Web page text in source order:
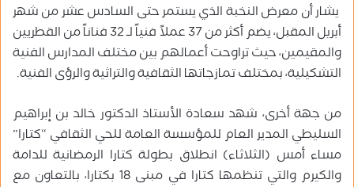
يشار أن معرض النخبة الذي يستمر حتى السادس عشر من شهر
أبريل المقبل، يضم أكثر من 37 عملاً فنياً لـ 32 فناناً من القطريين
والمقيمين، حيث تراوحت أعمالهم بين مختلف المدارس الفنية
التشكيلية، بمختلف تمازجاتها الثقافية والتراثية والرؤى الفنية.
من جهة أخرى، شهد سعادة الأستاذ الدكتور خالد بن إبراهيم
السليطي المدير العام للمؤسسة العامة للحي الثقافي “كتارا”
مساء أمس (الثلاثاء) انطلاق بطولة كتارا الرمضانية للدامة
والكيرم والتي تنظمها كتارا في مبنى 18 بكتارا، بالتعاون مع